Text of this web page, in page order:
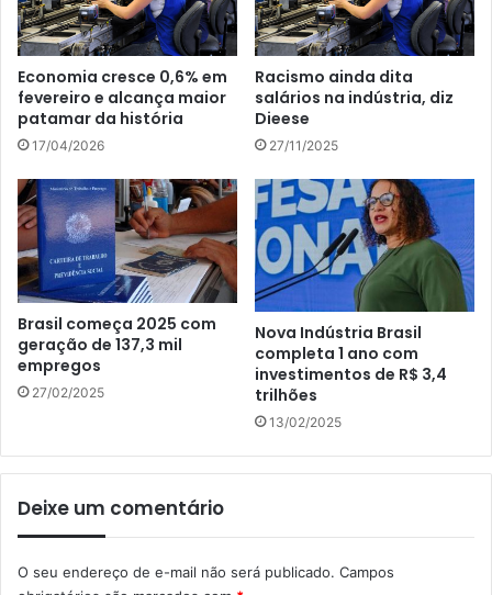
Economia cresce 0,6% em
fevereiro e alcança maior
patamar da história
17/04/2026
Racismo ainda dita
salários na indústria, diz
Dieese
27/11/2025
Brasil começa 2025 com
geração de 137,3 mil
empregos
27/02/2025
Nova Indústria Brasil
completa 1 ano com
investimentos de R$ 3,4
trilhões
13/02/2025
Deixe um comentário
O seu endereço de e-mail não será publicado. Campos